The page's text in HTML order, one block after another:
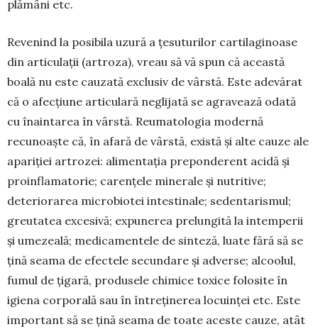
plămâni etc.
Revenind la posibila uzură a țesuturilor cartila­ginoase
din articulații (artroza), vreau să vă spun că această
boală nu este cauzată exclusiv de vârstă. Este adevă­rat
că o afecțiune articulară neglijată se agravează odată
cu înaintarea în vârstă. Reuma­tologia modernă
recunoaște că, în afară de vârstă, există și alte cauze ale
apa­riției artrozei: alimentația preponderent acidă și
proinflamatorie; carențele mi­­nerale și nutritive;
deteriorarea micro­biotei intestinale; sedenta­rismul;
greutatea excesivă; ex­pu­nerea prelungită la intemperii
și umezeală; medica­mentele de sinteză, luate fără să se
țină sea­ma de efectele secundare și adverse; alcoolul,
fu­mul de țigară, produsele chimice toxice fo­losite în
igiena corporală sau în între­ținerea locuinței etc. Este
important să se țină seama de toate aceste cauze, atât